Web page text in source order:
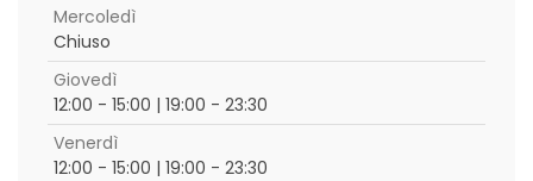
Mercoledì
Chiuso
Giovedì
12:00 - 15:00 | 19:00 - 23:30
Venerdì
12:00 - 15:00 | 19:00 - 23:30